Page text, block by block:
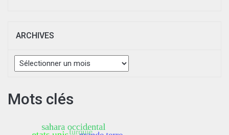
ARCHIVES
Archives
Mots clés